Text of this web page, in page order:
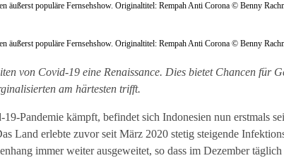
äußerst populäre Fernsehshow. Originaltitel: Rempah Anti Corona © Benny
äußerst populäre Fernsehshow. Originaltitel: Rempah Anti Corona © Benny
von Covid-19 eine Renaissance. Dies bietet Chancen für
am härtesten trifft.
Pandemie kämpft, befindet sich Indonesien nun erstmals
Land erlebte zuvor seit März 2020 stetig steigende
immer weiter ausgeweitet, so dass im Dezember